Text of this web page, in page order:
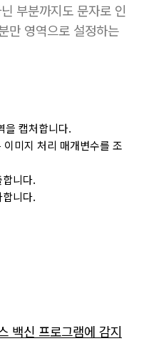
부분까지도 문자로 인
만 영역으로 설정하는
을 캡처합니다.
미지 처리 매개변수를 조
니다.
니다.
백신 프로그램에 감지